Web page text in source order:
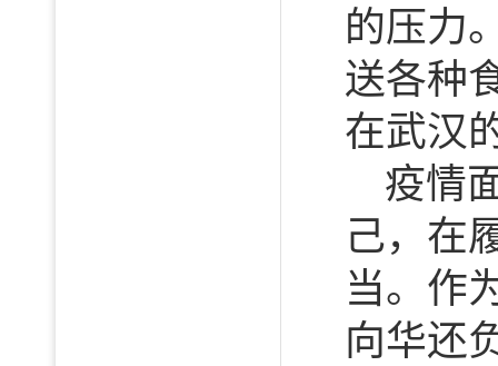
的压力
送各种
在武汉
疫情
己，在
当。作
向华还